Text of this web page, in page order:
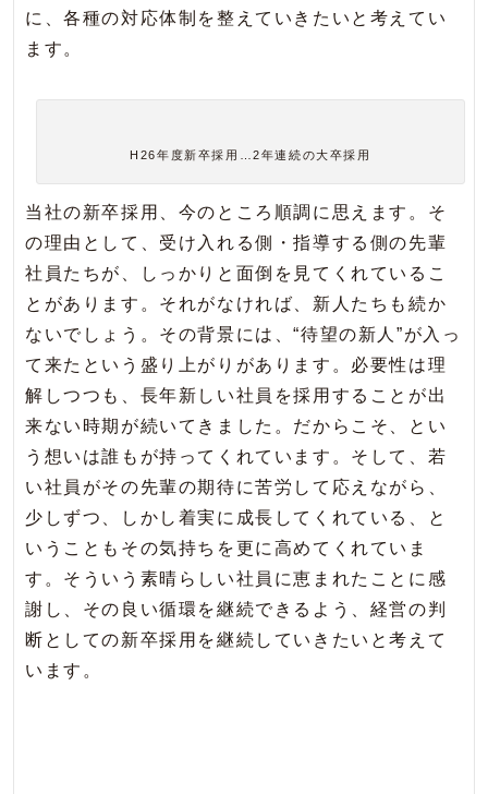
に、各種の対応体制を整えていきたいと考えてい
ます。
H26年度新卒採用…2年連続の大卒採用
当社の新卒採用、今のところ順調に思えます。そ
の理由として、受け入れる側・指導する側の先輩
社員たちが、しっかりと面倒を見てくれているこ
とがあります。それがなければ、新人たちも続か
ないでしょう。その背景には、“待望の新人”が入っ
て来たという盛り上がりがあります。必要性は理
解しつつも、長年新しい社員を採用することが出
来ない時期が続いてきました。だからこそ、とい
う想いは誰もが持ってくれています。そして、若
い社員がその先輩の期待に苦労して応えながら、
少しずつ、しかし着実に成長してくれている、と
いうこともその気持ちを更に高めてくれていま
す。そういう素晴らしい社員に恵まれたことに感
謝し、その良い循環を継続できるよう、経営の判
断としての新卒採用を継続していきたいと考えて
います。